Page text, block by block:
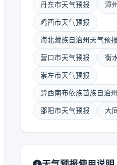
丹东市天气预报 漳
鸡西市天气预报
海北藏族自治州天气预报
营口市天气预报 衡
崇左市天气预报
黔西南布依族苗族自治
邵阳市天气预报 大